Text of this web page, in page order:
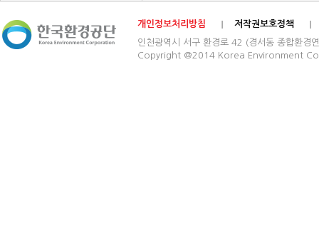
개인정보처리방침
저작권보호정책
인천광역시 서구 환경로 42 (경서동 종합
Copyright @2014 Korea Environment